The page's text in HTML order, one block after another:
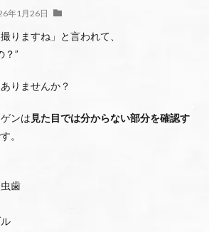
年1月26日
りますね」と言われて、
？”
りませんか？
ンは 見た目では分からない部分を確認す
。
歯